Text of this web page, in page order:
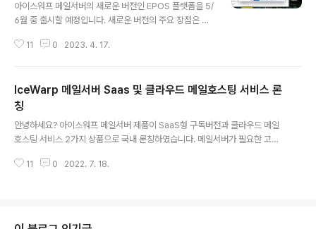
아이스워프 메일서버의 새로운 버전인 EPOS 플랫폼을 5/
6월 중 출시할 예정입니다. 새로운 버전의 주요 장점은 다
품을 사용할 수 있는 새로운 인터페이스 다음과 같은 모바
의 동일한 인터페이스) EPOS 세대와 함께, 우리는 Andr
oid 및 iOS용으로 완전히 재설계된 IceWarp 애플리케이
션도 출시합니다. 올 한해 점진적으로 개선할 것이고 고객
들이 웹 클라이언트와 태블릿 등에서 같은 인터페이스로
기 추적, 암호 보호 및 무효화 기능을 포함한 공유 및 데이
11 0 2023. 4. 17.
IceWarp 메일서버 Saas 및 클라우드 메일호스팅 서비스 론
칭
안녕하세요? 아이스워프 메일서버 제품이 SaaS형 구독버전과 클라우드 메일
호스팅 서비스 2가지 상품으로 국내 론칭하였습니다. 메일서버가 필요한 고객
하여 직접 운영하거나, 아이스워프 데이터센터내에 구축한 클라우드 서비스를
든 서비스를 직접 운영관리하는 구축형 SaaS 제품을 선태할 수 있습니다. (주)
11 0 2022. 7. 18.